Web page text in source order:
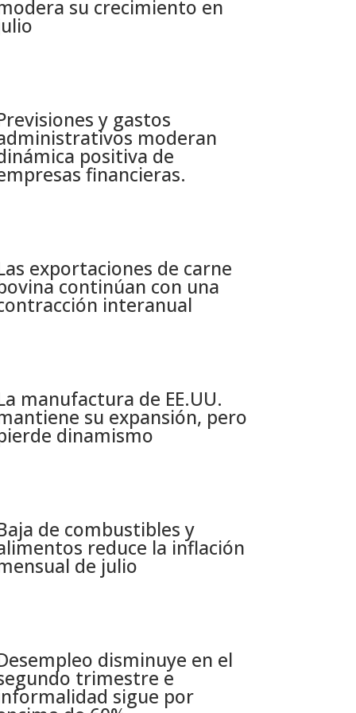
su crecimiento en
y gastos
moderan
positiva de
financieras​.
exportaciones de carne
continúan con una
interanual
manufactura de EE.UU.
su expansión, pero
dinamismo
de combustibles y
reduce la inflación
de julio​
disminuye en el
trimestre e
sigue por